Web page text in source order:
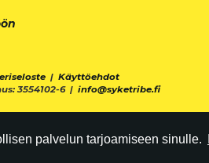
palvelun tarjoamiseen sinulle.
| Käyttöehdot
3554102-6 | info@syketribe.fi